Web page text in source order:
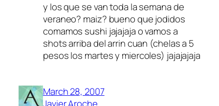
y los que se van toda la semana de
veraneo? maiz? bueno que jodidos
comamos sushi jajajaja o vamos a
shots arriba del arrin cuan (chelas a 5
pesos los martes y miercoles) jajajajaja
March 28, 2007
Javier Aroche